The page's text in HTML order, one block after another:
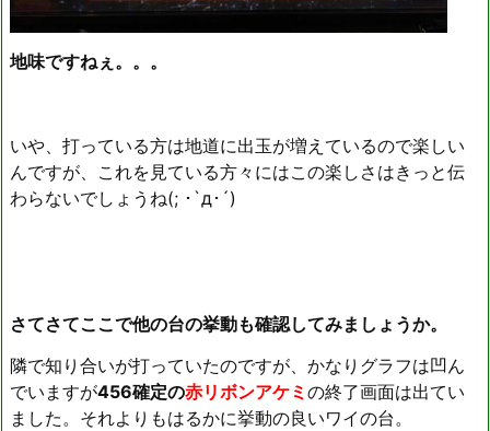
地味ですねぇ。。。
いや、打っている方は地道に出玉が増えているので楽しい
んですが、これを見ている方々にはこの楽しさはきっと伝
わらないでしょうね(; ･`д･´)
さてさてここで他の台の挙動も確認してみましょうか。
隣で知り合いが打っていたのですが、かなりグラフは凹ん
でいますが456確定の赤リボンアケミの終了画面は出てい
ました。それよりもはるかに挙動の良いワイの台。